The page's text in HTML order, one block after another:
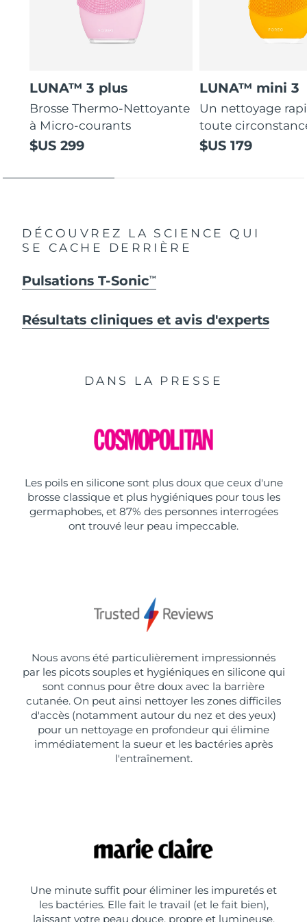
LUNA™ 3 plus
Brosse Thermo-Nettoyante
à Micro-courants
$US 299
LUNA™ mini 3
Un nettoyage
toute
$US 179
DÉCOUVREZ LA SCIENCE QUI
SE CACHE DERRIÈRE
Pulsations T-SonicTM
Résultats cliniques et avis d'experts
DANS LA PRESSE
Les poils en silicone sont plus doux que ceux d'une
brosse classique et plus hygiéniques pour tous les
germaphobes, et 87% des personnes interrogées
ont trouvé leur peau impeccable.
Nous avons été particulièrement impressionnés
par les picots souples et hygiéniques en silicone qui
sont connus pour être doux avec la barrière
cutanée. On peut ainsi nettoyer les zones difficiles
d'accès (notamment autour du nez et des yeux)
pour un nettoyage en profondeur qui élimine
immédiatement la sueur et les bactéries après
l'entraînement.
Une minute suffit pour éliminer les impuretés et
les bactéries. Elle fait le travail (et le fait bien),
laissant votre peau douce, propre et lumineuse,